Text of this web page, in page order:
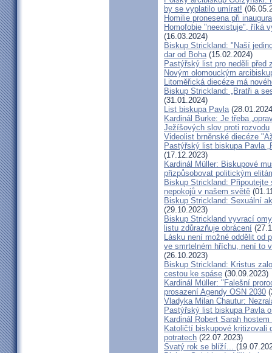
by se vyplatilo umírat!
Homilie pronesena při
Homofobie "neexistuje", říká
(16.03.2024)
Biskup Strickland: "Naší
dar od Boha(15.02.2024)
Pastýřský list pro neděli před
Novým olomouckým
Litoměřická diecéze má
Biskup Strickland: „Bratři a
(31.01.2024)
List biskupa Pavla
Kardinál Burke: Je třeba
Ježíšových slov proti rozvodu
Videolist brněnské diecéze
Pastýřský list biskupa Pavla
(17.12.2023)
Kardinál Müller: Biskupové
přizpůsobovat politickým
Biskup Strickland:
nepokojů v našem světě
Biskup Strickland: Sexuální
(29.10.2023)
Biskup Strickland vyvrací
listu zdůrazňuje obrácení
Lásku není možné oddělit od
ve smrtelném hříchu, není to
(26.10.2023)
Biskup Strickland: Kristus
cestou ke spáse (30.09.2023)
Kardinál Müller: "Falešní
prosazení Agendy OSN 2030
Vladyka Milan Chautur:
Pastýřský list biskupa Pavla
Kardinál Robert Sarah
Katoličtí biskupové kritizovali
potratech (22.07.2023)
Svatý rok se blíží...